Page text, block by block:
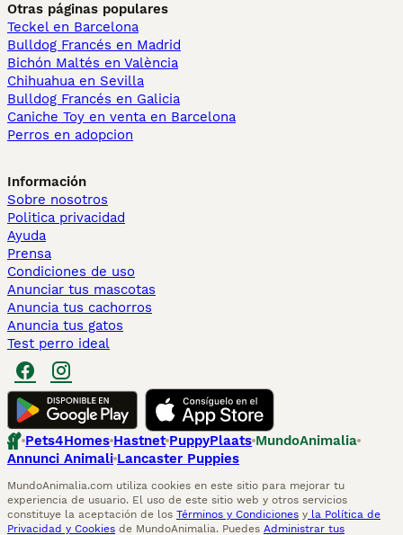
Otras páginas populares
Teckel en Barcelona
Bulldog Francés en Madrid
Bichón Maltés en València
Chihuahua en Sevilla
Bulldog Francés en Galicia
Caniche Toy en venta en Barcelona
Perros en adopcion
Información
Sobre nosotros
Politica privacidad
Ayuda
Prensa
Condiciones de uso
Anunciar tus mascotas
Anuncia tus cachorros
Anuncia tus gatos
Test perro ideal
Pets4Homes Hastnet PuppyPlaats MundoAnimalia
Annunci Animali Lancaster Puppies
MundoAnimalia.com utiliza cookies en este sitio para mejorar tu
experiencia de usuario. El uso de este sitio web y otros servicios
constituye la aceptación de los Términos y Condiciones y la Política de
Privacidad y Cookies de MundoAnimalia. Puedes Administrar tus